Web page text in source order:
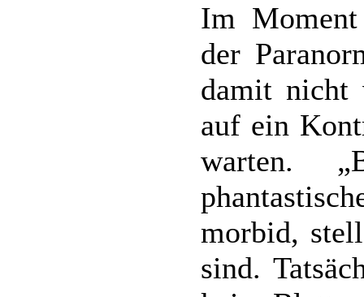
Im
der
damit nicht
auf ein
warten.
morbid,
sind.